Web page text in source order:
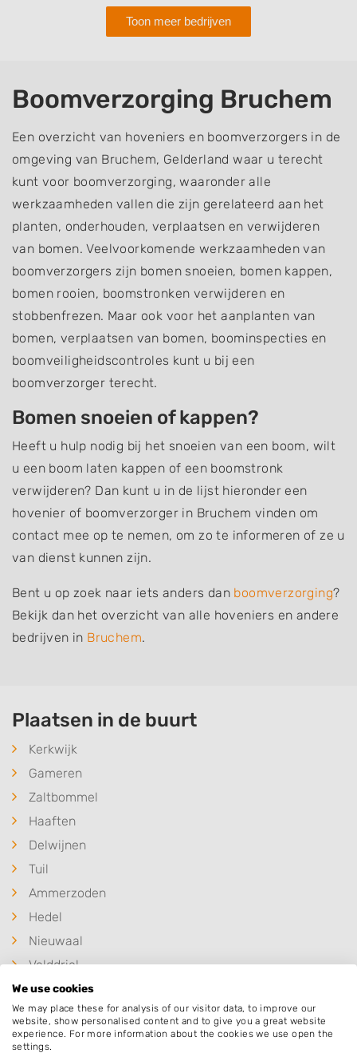
Toon meer bedrijven
Boomverzorging Bruchem
Een overzicht van hoveniers en boomverzorgers in de
omgeving van Bruchem, Gelderland waar u terecht
kunt voor boomverzorging, waaronder alle
werkzaamheden vallen die zijn gerelateerd aan het
planten, onderhouden, verplaatsen en verwijderen
van bomen. Veelvoorkomende werkzaamheden van
boomverzorgers zijn bomen snoeien, bomen kappen,
bomen rooien, boomstronken verwijderen en
stobbenfrezen. Maar ook voor het aanplanten van
bomen, verplaatsen van bomen, boominspecties en
boomveiligheidscontroles kunt u bij een
boomverzorger terecht.
Bomen snoeien of kappen?
Heeft u hulp nodig bij het snoeien van een boom, wilt
u een boom laten kappen of een boomstronk
verwijderen? Dan kunt u in de lijst hieronder een
hovenier of boomverzorger in Bruchem vinden om
contact mee op te nemen, om zo te informeren of ze u
van dienst kunnen zijn.
Bent u op zoek naar iets anders dan boomverzorging?
Bekijk dan het overzicht van alle hoveniers en andere
bedrijven in Bruchem.
Plaatsen in de buurt
Kerkwijk
Gameren
Zaltbommel
Haaften
Delwijnen
Tuil
Ammerzoden
Hedel
Nieuwaal
Velddriel
Neerijnen
Waardenburg
We use cookies
We may place these for analysis of our visitor data, to improve our
website, show personalised content and to give you a great website
experience. For more information about the cookies we use open the
settings.